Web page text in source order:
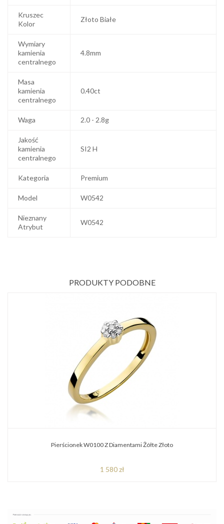
Kruszec
Kolor
Złoto Białe
Wymiary
kamienia
centralnego
4.8mm
Masa
kamienia
centralnego
0.40ct
Waga 2.0 - 2.8g
Jakość
kamienia
centralnego
SI2 H
Kategoria Premium
Model W0542
Nieznany
Atrybut
W0542
PRODUKTY PODOBNE
Pierścionek W0100 Z Diamentami Żółte Złoto
1 580 zł